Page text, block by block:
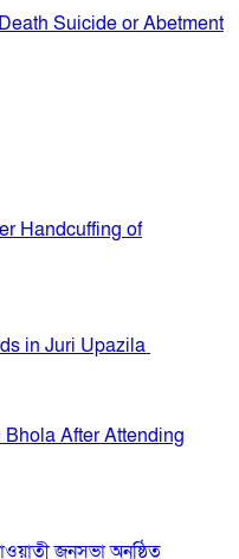
Suicide or Abetment
Handcuffing of
in Juri Upazila
After Attending
জনসভা অনুষ্ঠিত